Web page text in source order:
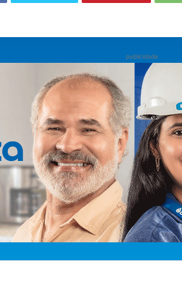
publicidade